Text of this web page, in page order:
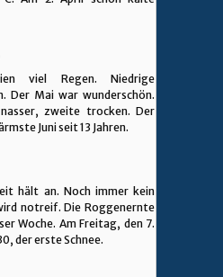
viel Regen. Niedrige
Der Mai war wunderschön.
zweite trocken. Der
Juni seit 13 Jahren.
hält an. Noch immer kein
notreif. Die Roggenernte
Woche. Am Freitag, den 7.
der erste Schnee.